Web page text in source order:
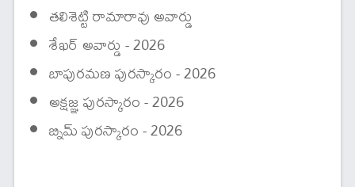
తలిశెట్టి రామారావు అవార్డు
శేఖర్ అవార్డు - 2026
బాపురమణ పురస్కారం - 2026
అక్షజ్ఞ పురస్కారం - 2026
బ్నిమ్ పురస్కారం - 2026